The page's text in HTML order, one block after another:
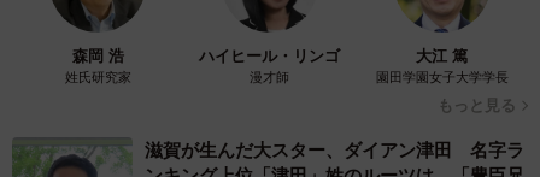
森岡 浩
姓氏研究家
ハイヒール・リンゴ
漫才師
大江 篤
園田学園女子大学学長
もっと見る
滋賀が生んだ大スター、ダイアン津田 名字ラ